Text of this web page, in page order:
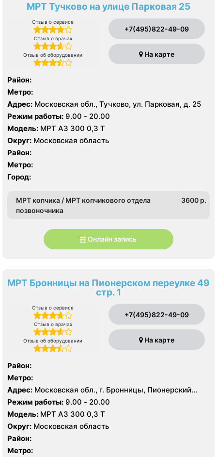
МРТ Тучково на улице Парковая 25
Отзыв о сервисе
Отзыв о врачах
Отзыв об оборудовании
+7(495)822-49-09
На карте
Район:
Метро:
Адрес: Московская обл., Тучково, ул. Парковая, д. 25
Режим работы: 9.00 - 20.00
Модель: МРТ АЗ 300 0,3 Т
Округ: Московская область
Район:
Метро:
Город:
МРТ копчика / МРТ копчикового отдела
позвоночника
3600 p.
Онлайн запись
МРТ Бронницы на Пионерском переулке 49
стр. 1
Отзыв о сервисе
Отзыв о врачах
Отзыв об оборудовании
+7(495)822-49-09
На карте
Район:
Метро:
Адрес: Московская обл., г. Бронницы, Пионерский
пер., 49, стр. 1
Режим работы: 9.00 - 20.00
Модель: МРТ АЗ 300 0,3 Т
Округ: Московская область
Район:
Метро: